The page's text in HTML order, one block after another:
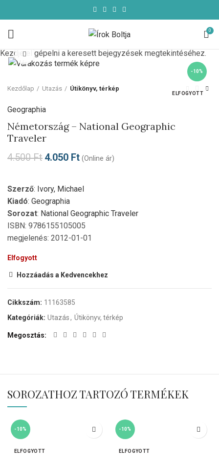
0
-10%
ELFOGYOTT
Click to enlarge
Kezdőlap Utazás Útikönyv, térkép
Geographia
Németország – National Geographic
Traveler
4.500Ft 4.050 Ft (Online ár)
Szerző: Ivory, Michael
Kiadó: Geographia
Sorozat: National Geographic Traveler
ISBN: 9786155105005
megjelenés: 2012-01-01
Elfogyott
Hozzáadás a Kedvencekhez
Cikkszám: 11163585
Kategóriák: Utazás, Útikönyv, térkép
Megosztás
SOROZATHOZ TARTOZÓ TERMÉKEK
-10%
ELFOGYOTT
-10%
ELFOGYOTT
Kezdje el gépelni a keresett bejegyzések megtekintéséhez.